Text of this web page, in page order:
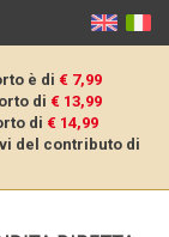
è di € 7,99
di € 13,99
di € 14,99
del contributo di